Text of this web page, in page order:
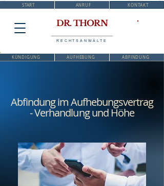
START ANRUF KONTAKT
DR. THORN
RECHTSANWÄLTE
KÜNDIGUNG AUFHEBUNG ABFINDUNG
Abfindung im Aufhebungsvertrag
- Verhandlung und Höhe